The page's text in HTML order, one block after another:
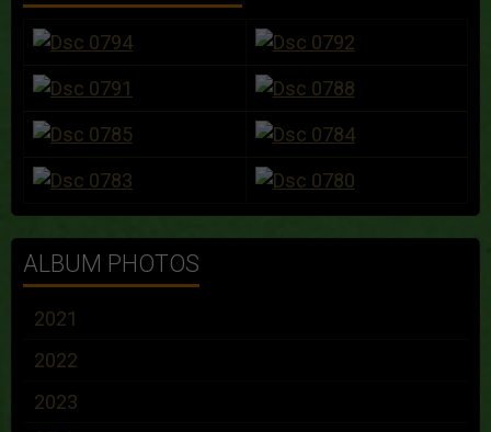
ALBUM PHOTOS
2021
2022
2023